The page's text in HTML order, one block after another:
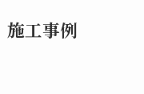
施工事例